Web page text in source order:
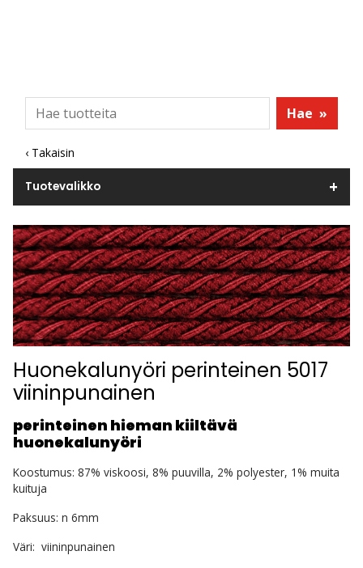
Hae »
‹ Takaisin
Tuotevalikko
Huonekalunyöri perinteinen 5017
viininpunainen
perinteinen hieman kiiltävä
huonekalunyöri
Koostumus: 87% viskoosi, 8% puuvilla, 2% polyester, 1% muita
kuituja
Paksuus: n 6mm
Väri: viininpunainen